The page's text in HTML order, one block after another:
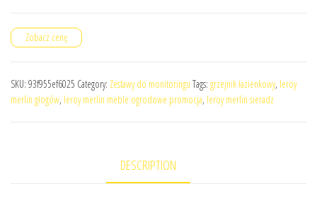
Zobacz cenę
SKU: 93f955ef6025 Category: Zestawy do monitoringu Tags: grzejnik łazienkowy, leroy
merlin głogów, leroy merlin meble ogrodowe promocja, leroy merlin sieradz
DESCRIPTION